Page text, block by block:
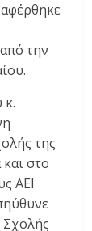
την
κ.
της
στο
ΑΕΙ
Σχολής